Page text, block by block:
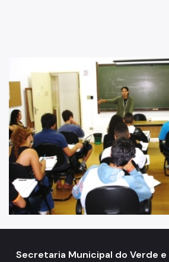
Secretaria Municipal do Verde e